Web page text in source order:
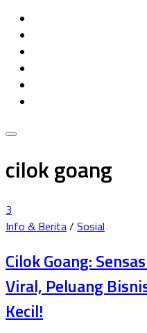
cilok goang
3
Info & Berita/ Sosial
Cilok Goang:
Viral, Peluang
Kecil!